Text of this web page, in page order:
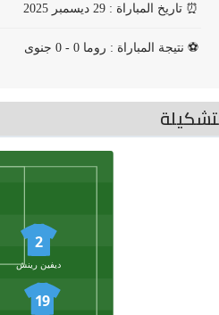
⏰ تاريخ المباراة : 29 ديسمبر 2025
⚽ نتيجة المباراة : روما 0 - 0 جنوى
2
ديفين رينش
19